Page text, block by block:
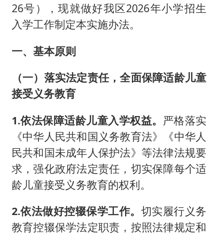
日本试射“战斧”导弹，国防部回应
26号），现就做好我区2026年小学招生
入学工作制定本实施办法。
一、基本原则
（一）落实法定责任，全面保障适龄儿童
接受义务教育
1.依法保障适龄儿童入学权益。 严格落实
《中华人民共和国义务教育法》《中华人
民共和国未成年人保护法》等法律法规要
求，强化政府法定责任，切实保障每个适
龄儿童接受义务教育的权利。
2.依法做好控辍保学工作。 切实履行义务
教育控辍保学法定职责，按照法律规定和